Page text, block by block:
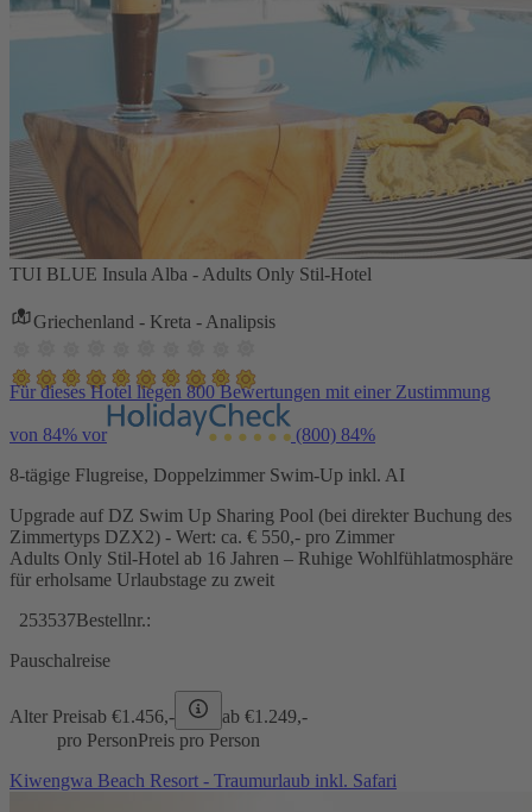
TUI BLUE Insula Alba - Adults Only Stil-Hotel
Griechenland - Kreta - Analipsis
Für dieses Hotel liegen 800 Bewertungen mit einer Zustimmung
von 84% vor (800) 84%
8-tägige Flugreise, Doppelzimmer Swim-Up inkl. AI
Upgrade auf DZ Swim Up Sharing Pool (bei direkter Buchung des
Zimmertyps DZX2) - Wert: ca. € 550,- pro Zimmer
Adults Only Stil-Hotel ab 16 Jahren – Ruhige Wohlfühlatmosphäre
für erholsame Urlaubstage zu zweit
253537Bestellnr.:
Pauschalreise
Alter Preisab €1.456,- ab €1.249,-
pro PersonPreis pro Person
Kiwengwa Beach Resort - Traumurlaub inkl. Safari